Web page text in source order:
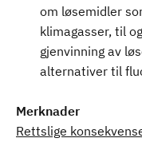
om løsemidler
klimagasser, til
gjenvinning av
alternativer til
Merknader
Rettslige